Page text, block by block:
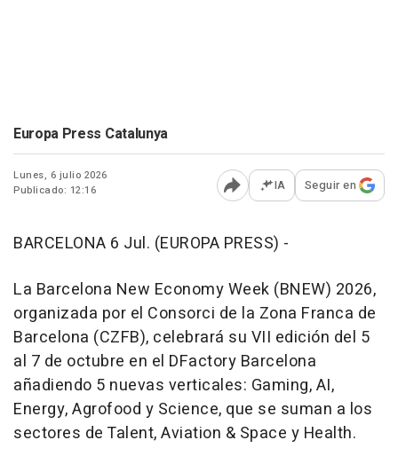
Europa Press Catalunya
Lunes, 6 julio 2026
Publicado: 12:16
Abrir opciones para
IA Seguir en
BARCELONA 6 Jul. (EUROPA PRESS) -
La Barcelona New Economy Week (BNEW) 2026,
organizada por el Consorci de la Zona Franca de
Barcelona (CZFB), celebrará su VII edición del 5
al 7 de octubre en el DFactory Barcelona
añadiendo 5 nuevas verticales: Gaming, AI,
Energy, Agrofood y Science, que se suman a los
sectores de Talent, Aviation & Space y Health.